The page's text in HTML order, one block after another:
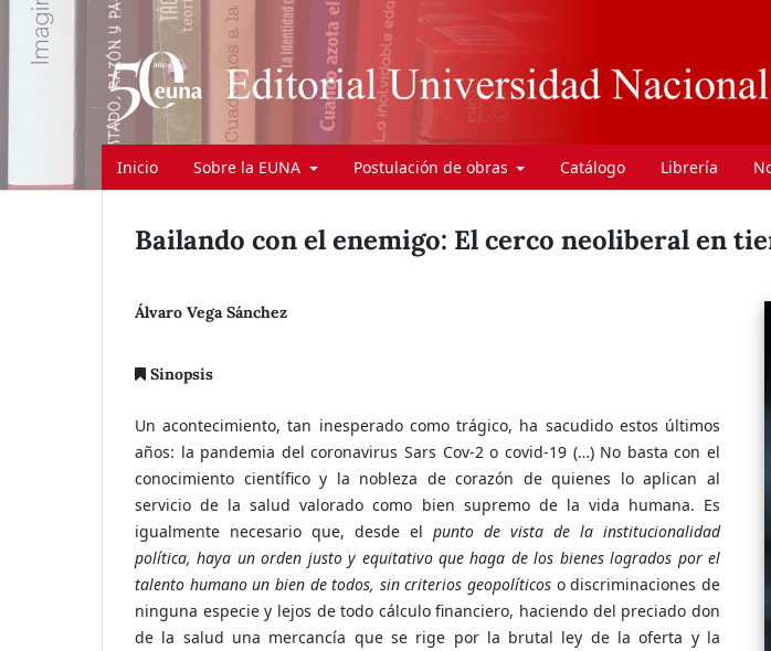
Inicio Sobre la EUNA Postulación de obras Catálogo Librería
Bailando con el enemigo: El cerco neoliberal en
Álvaro Vega Sánchez
Sinopsis
Un acontecimiento, tan inesperado como trágico, ha sacudido estos últimos
años: la pandemia del coronavirus Sars Cov-2 o covid-19 (…) No basta con el
conocimiento científico y la nobleza de corazón de quienes lo aplican al
servicio de la salud valorado como bien supremo de la vida humana. Es
igualmente necesario que, desde el punto de vista de la institucionalidad
política, haya un orden justo y equitativo que haga de los bienes logrados por el
talento humano un bien de todos, sin criterios geopolíticos o discriminaciones de
ninguna especie y lejos de todo cálculo financiero, haciendo del preciado don
de la salud una mercancía que se rige por la brutal ley de la oferta y la